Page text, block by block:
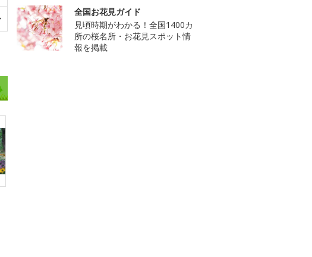
全国お花見ガイド
見頃時期がわかる！全国1400カ
所の桜名所・お花見スポット情
報を掲載